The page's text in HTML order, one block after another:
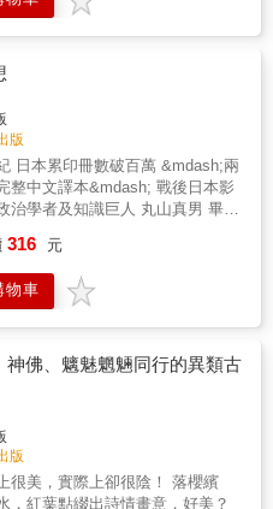
》、NHK《金とく》、《暮しの
一目
大王通信 青
一人觀察局局長
吃驚推薦 「日本不只料理
生活東西方樣樣可戰！」
龍貓大王通信
比例不同外，兩者使用的蔬菜種
日本各
曾發現日本城也有東西差異嗎？
為石垣建造，東日本的城則多由
樣的差異竟也和關原之戰有
本書湊齊日本長崎、熊本、岡
歌山、富山、岩手、北海道代
性，究竟哪個地方的醬油能奪下
各種比
的好奇心，讓下一次的旅行更有
．決戰東西篇》 不能錯過的
，34項從人盡皆知到出乎意料的
爭相報導！ TBS《あさチ
士電視台《めざましテレビ》、
》、《暮しの手帖》、《北海道
大的希臘神話，以及與信奉唯一
基督教之差異。從河合抽絲剝繭
並進一步走入全書的核心：中空
理解日本人心理、解決其現代社
讓讀者理解日本今日樣貌是如何
，營造歷史，創生文化。易言
的歷史，同時鑑賞日本的文化，
歷史的脈動（形），潛入日本文
）。
版
日本累印冊數破百萬 &mdash;兩
文譯本&mdash; 戰後日本影
學者及知識巨人 丸山真男 畢生
般具有遠見與堅強意志者現身。
能是自明治維新以來的第一
出生於大阪府，其後遷居至東
的友人&mdash;&mdash;站前具
主義左派評論家長谷川如是閑影
主運動的潮流中成長。在東京帝
政治學科求學期間，丸山接觸到
立場、分析日本資本主義發展的
「講座派」，其後形成了自己的
316 元
物車
神佛、魑魅魍魎同行的異類古
版
美，實際上卻很陰！ 落櫻繽
，紅葉點綴出詩情畫意，好美？